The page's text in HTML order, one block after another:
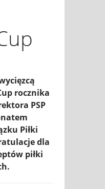
rocznika
PSP
Piłki
dla
piłki